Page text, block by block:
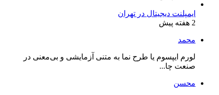
ایمپلنت دیجیتال در تهران
2 هفته پیش
محمد
لورم ایپسوم یا طرح‌ نما به متنی آزمایشی و بی‌معنی در
صنعت چا...
محسن